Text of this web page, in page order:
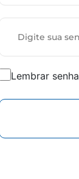
Lembrar senha